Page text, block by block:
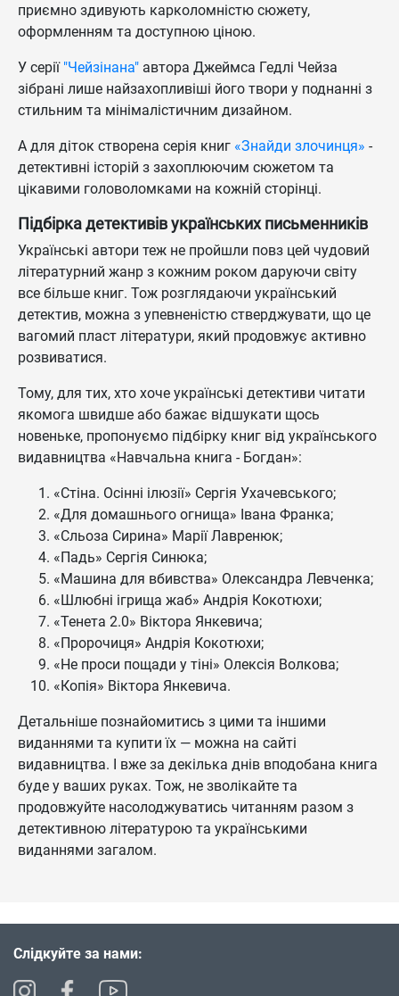
приємно здивують карколомністю сюжету,
оформленням та доступною ціною.
У серії "Чейзінана" автора Джеймса Гедлі Чейза
зібрані лише найзахопливіші його твори у поднанні з
стильним та мінімалістичним дизайном.
А для діток створена серія книг «Знайди злочинця» -
детективні історій з захоплюючим сюжетом та
цікавими головоломками на кожній сторінці.
Підбірка детективів українських письменників
Українські автори теж не пройшли повз цей чудовий
літературний жанр з кожним роком даруючи світу
все більше книг. Тож розглядаючи український
детектив, можна з упевненістю стверджувати, що це
вагомий пласт літератури, який продовжує активно
розвиватися.
Тому, для тих, хто хоче українські детективи читати
якомога швидше або бажає відшукати щось
новеньке, пропонуємо підбірку книг від українського
видавництва «Навчальна книга - Богдан»:
«Стіна. Осінні ілюзії» Сергія Ухачевського;
«Для домашнього огнища» Івана Франка;
«Сльоза Сирина» Марії Лавренюк;
«Падь» Сергія Синюка;
«Машина для вбивства» Олександра Левченка;
«Шлюбні ігрища жаб» Андрія Кокотюхи;
«Тенета 2.0» Віктора Янкевича;
«Пророчиця» Андрія Кокотюхи;
«Не проси пощади у тіні» Олексія Волкова;
«Копія» Віктора Янкевича.
Детальніше познайомитись з цими та іншими
виданнями та купити їх — можна на сайті
видавництва. І вже за декілька днів вподобана книга
буде у ваших руках. Тож, не зволікайте та
продовжуйте насолоджуватись читанням разом з
детективною літературою та українськими
виданнями загалом.
Слідкуйте за нами: